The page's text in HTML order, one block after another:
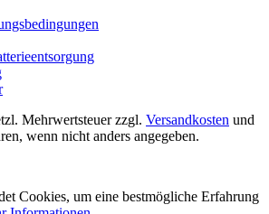
Mehrwertsteuer zzgl. Versandkosten und
wenn nicht anders angegeben.
Cookies, um eine bestmögliche Erfahrung